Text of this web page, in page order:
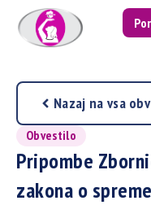
Nazaj na vsa
Obvestilo
Pripombe
zakona o